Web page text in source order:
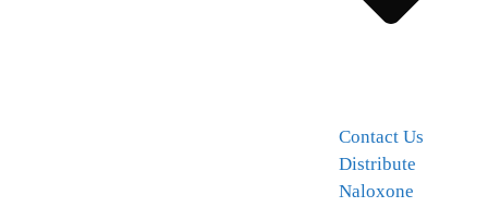
Contact Us
Distribute
Naloxone